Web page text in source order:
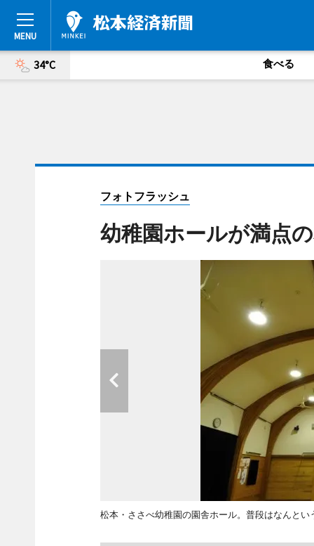
34°C 食べる
フォトフラッシュ
幼稚園ホールが満点
松本・ささべ幼稚園の園舎ホール。普段はなんと